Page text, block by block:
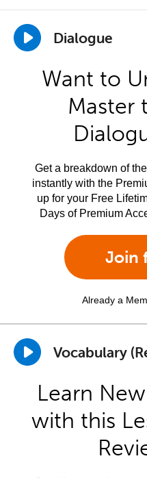
Dialogue
Want to
Master
Get a breakdown of
instantly with the
up for your Free
Days of Premium
Join
Already a
Vocabulary
Learn
with this